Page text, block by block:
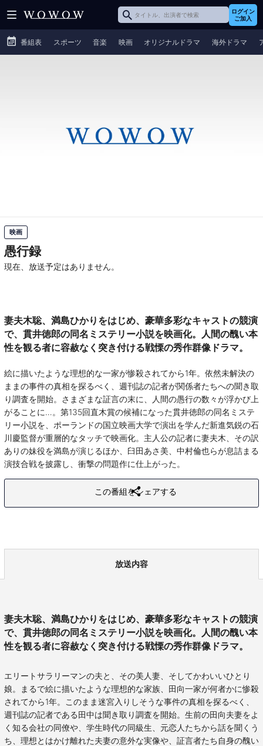
ログイン
ご加入
番組表 スポーツ 音楽 映画 オリジナルドラマ 海外ドラマ
映画
愚行録
現在、放送予定はありません。
妻夫木聡、満島ひかりをはじめ、豪華多彩なキャストの競演
で、貫井徳郎の同名ミステリー小説を映画化。人間の醜い本
性を観る者に容赦なく突き付ける戦慄の秀作群像ドラマ。
絵に描いたような理想的な一家が惨殺されてから1年。依然未解決の
ままの事件の真相を探るべく、週刊誌の記者が関係者たちへの聞き取
り調査を開始。さまざまな証言の末に、人間の愚行の数々が浮かび上
がることに…。第135回直木賞の候補になった貫井徳郎の同名ミステ
リー小説を、ポーランドの国立映画大学で演出を学んだ新進気鋭の石
川慶監督が重層的なタッチで映画化。主人公の記者に妻夫木、その訳
ありの妹役を満島が演じるほか、臼田あさ美、中村倫也らが息詰まる
演技合戦を披露し、衝撃の問題作に仕上がった。
この番組をシェアする
放送内容
妻夫木聡、満島ひかりをはじめ、豪華多彩なキャストの競演
で、貫井徳郎の同名ミステリー小説を映画化。人間の醜い本
性を観る者に容赦なく突き付ける戦慄の秀作群像ドラマ。
エリートサラリーマンの夫と、その美人妻、そしてかわいいひとり
娘。まるで絵に描いたような理想的な家族、田向一家が何者かに惨殺
されてから1年。このまま迷宮入りしそうな事件の真相を探るべく、
週刊誌の記者である田中は聞き取り調査を開始。生前の田向夫妻をよ
く知る会社の同僚や、学生時代の同級生、元恋人たちから話を聞くう
ち、理想とはかけ離れた夫妻の意外な実像や、証言者たち自身の醜い